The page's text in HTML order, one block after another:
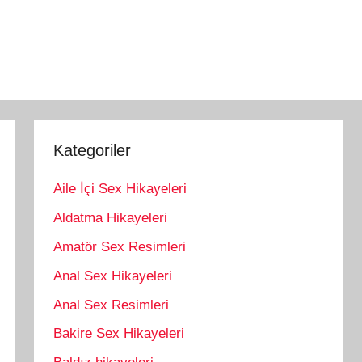
Kategoriler
Aile İçi Sex Hikayeleri
Aldatma Hikayeleri
Amatör Sex Resimleri
Anal Sex Hikayeleri
Anal Sex Resimleri
Bakire Sex Hikayeleri